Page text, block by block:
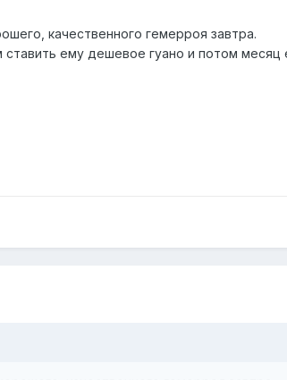
качественного гемерроя завтра.
ему дешевое гуано и потом месяц